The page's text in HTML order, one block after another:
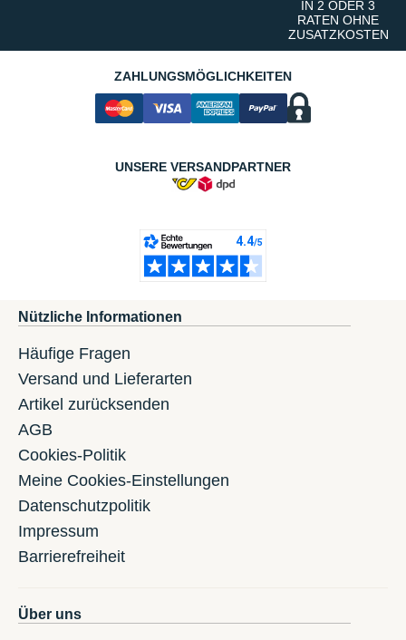
IN 2 ODER 3
RATEN OHNE
ZUSATZKOSTEN
ZAHLUNGSMÖGLICHKEITEN
UNSERE VERSANDPARTNER
Nützliche Informationen
Häufige Fragen
Versand und Lieferarten
Artikel zurücksenden
AGB
Cookies-Politik
Meine Cookies-Einstellungen
Datenschutzpolitik
Impressum
Barrierefreiheit
Über uns